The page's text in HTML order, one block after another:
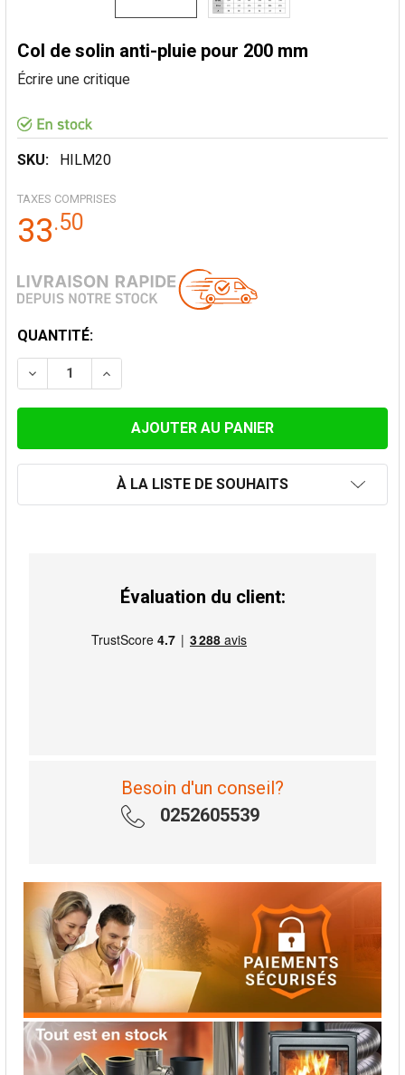
Col de solin anti-pluie pour 200 mm
Écrire une critique
SKU: HILM20
TAXES COMPRISES
33.50
STOCK
ACTUEL:
QUANTITÉ:
DIMINUER LA QUANTITÉ DE COL DE SOLIN ANTI-PLUIE
AUGMENTER LA QUANTITÉ DE COL DE
À LA LISTE DE SOUHAITS
Évaluation du client:
Besoin d'un conseil?
0252605539